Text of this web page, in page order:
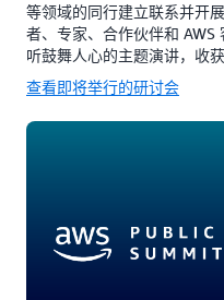
等领域的同行建立联系并开
者、专家、合作伙伴和
听鼓舞人心的主题演讲，收获
查看即将举行的研讨会